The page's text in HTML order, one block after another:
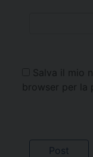
Salva il mio
browser per la